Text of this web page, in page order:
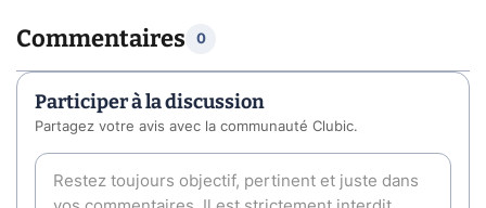
Commentaires 0
Participer à la discussion
Partagez votre avis avec la communauté Clubic.